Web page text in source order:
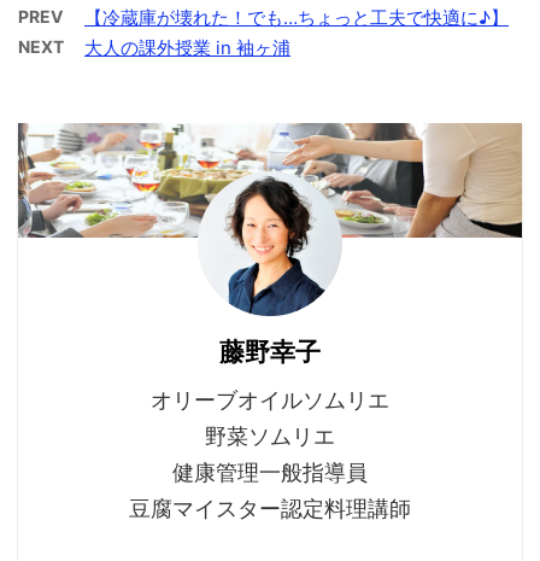
PREV 【冷蔵庫が壊れた！でも…ちょっと工夫で快適に♪】
NEXT 大人の課外授業 in 袖ヶ浦
藤野幸子
オリーブオイルソムリエ
野菜ソムリエ
健康管理一般指導員
豆腐マイスター認定料理講師